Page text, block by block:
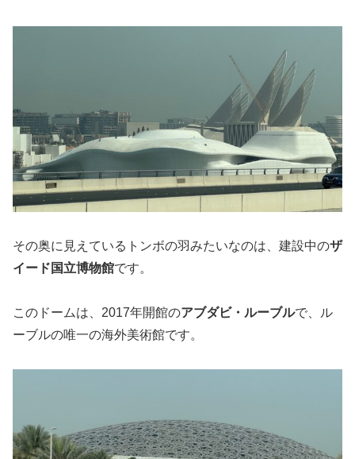
その奥に見えているトンボの羽みたいなのは、建設中のザ
イード国立博物館です。
このドームは、2017年開館のアブダビ・ルーブルで、ル
ーブルの唯一の海外美術館です。